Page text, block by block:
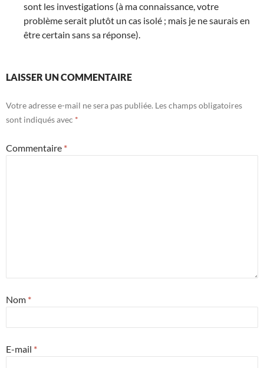
sont les investigations (à ma connaissance, votre
problème serait plutôt un cas isolé ; mais je ne saurais en
être certain sans sa réponse).
LAISSER UN COMMENTAIRE
Votre adresse e-mail ne sera pas publiée. Les champs obligatoires
sont indiqués avec *
Commentaire *
Nom *
E-mail *